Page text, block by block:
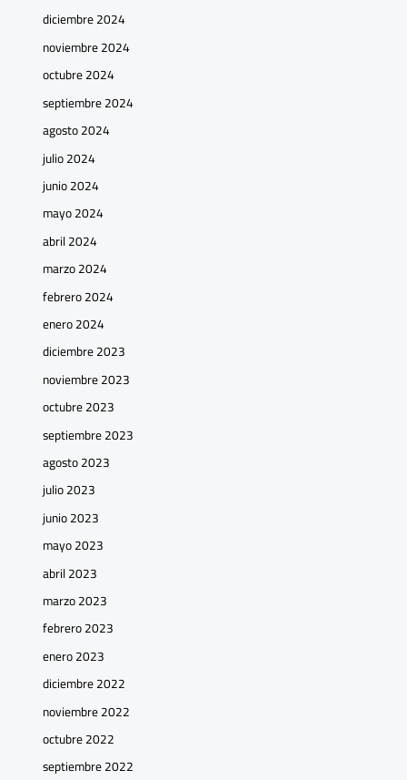
diciembre 2024
noviembre 2024
octubre 2024
septiembre 2024
agosto 2024
julio 2024
junio 2024
mayo 2024
abril 2024
marzo 2024
febrero 2024
enero 2024
diciembre 2023
noviembre 2023
octubre 2023
septiembre 2023
agosto 2023
julio 2023
junio 2023
mayo 2023
abril 2023
marzo 2023
febrero 2023
enero 2023
diciembre 2022
noviembre 2022
octubre 2022
septiembre 2022